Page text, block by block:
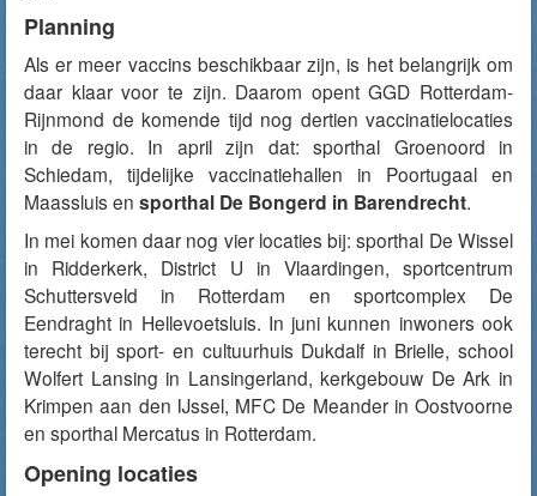
Planning
Als er meer vaccins beschikbaar zijn, is het belangrijk om
daar klaar voor te zijn. Daarom opent GGD Rotterdam-
Rijnmond de komende tijd nog dertien vaccinatielocaties
in de regio. In april zijn dat: sporthal Groenoord in
Schiedam, tijdelijke vaccinatiehallen in Poortugaal en
Maassluis en sporthal De Bongerd in Barendrecht.
In mei komen daar nog vier locaties bij: sporthal De Wissel
in Ridderkerk, District U in Vlaardingen, sportcentrum
Schuttersveld in Rotterdam en sportcomplex De
Eendraght in Hellevoetsluis. In juni kunnen inwoners ook
terecht bij sport- en cultuurhuis Dukdalf in Brielle, school
Wolfert Lansing in Lansingerland, kerkgebouw De Ark in
Krimpen aan den IJssel, MFC De Meander in Oostvoorne
en sporthal Mercatus in Rotterdam.
Opening locaties